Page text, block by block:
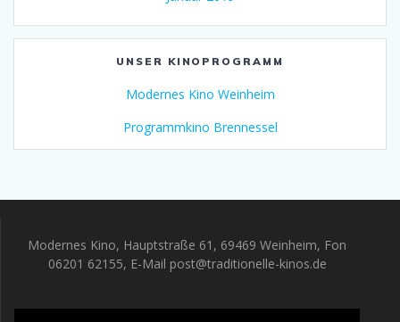
UNSER KINOPROGRAMM
Modernes Kino Weinheim
Programmkino Brennessel
Modernes Kino, Hauptstraße 61, 69469 Weinheim, Fon
06201 62155, E-Mail post@traditionelle-kinos.de